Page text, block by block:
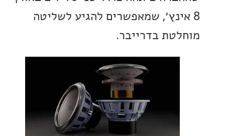
שמאפשרים להגיע לשליטה
בדרייבר.